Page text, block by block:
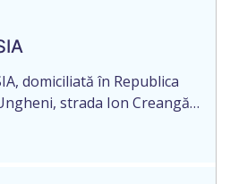
legal, înregistrat sub
biroului în or. Fălești,
domiciliată în Republica
strada Ion Creangă
Moldova, raionul Orhei,